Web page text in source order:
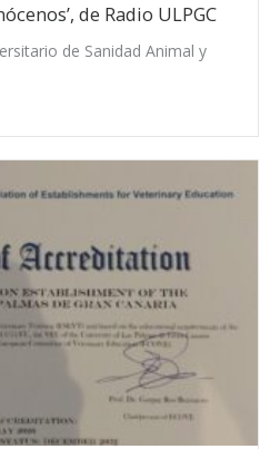
de Radio ULPGC
de Sanidad Animal y